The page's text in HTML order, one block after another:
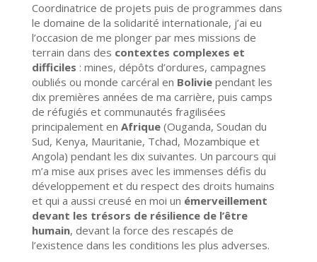
Coordinatrice de projets puis de programmes dans
le domaine de la solidarité internationale, j’ai eu
l’occasion de me plonger par mes missions de
terrain dans des contextes complexes et
difficiles : mines, dépôts d’ordures, campagnes
oubliés ou monde carcéral en Boliviependant les
dix premières années de ma carrière, puis camps
de réfugiés et communautés fragilisées
principalement en Afrique(Ouganda, Soudan du
Sud, Kenya, Mauritanie, Tchad, Mozambique et
Angola) pendant les dix suivantes. Un parcours qui
m’a mise aux prises avec les immenses défis du
développement et du respect des droits humains
et qui a aussi creusé en moi un émerveillement
devant les trésors de résilience de l’être
humain, devant la force des rescapés de
l’existence dans les conditions les plus adverses.